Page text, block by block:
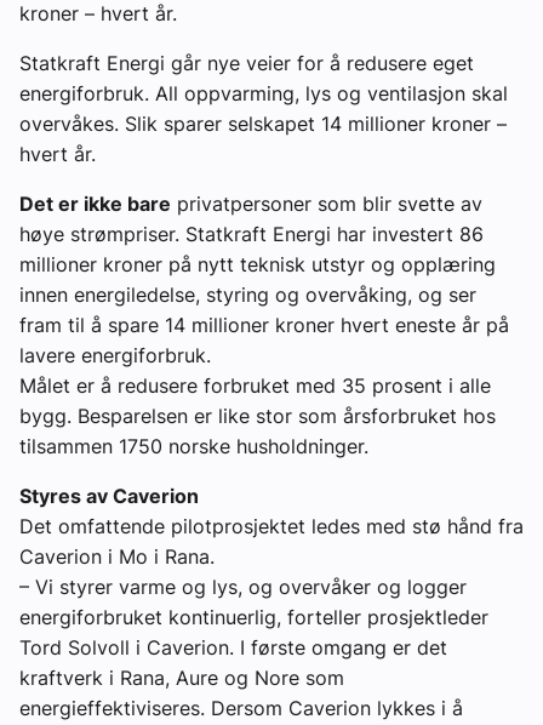
eBlad
kroner – hvert år.
Statkraft Energi går nye veier for å redusere eget
energiforbruk. All oppvarming, lys og ventilasjon skal
overvåkes. Slik sparer selskapet 14 millioner kroner –
hvert år.
Det er ikke bare privatpersoner som blir svette av
høye strømpriser. Statkraft Energi har investert 86
millioner kroner på nytt teknisk utstyr og opplæring
innen energiledelse, styring og overvåking, og ser
fram til å spare 14 millioner kroner hvert eneste år på
lavere energiforbruk.
Målet er å redusere forbruket med 35 prosent i alle
bygg. Besparelsen er like stor som årsforbruket hos
tilsammen 1750 norske husholdninger.
Styres av Caverion
Det omfattende pilotprosjektet ledes med stø hånd fra
Caverion i Mo i Rana.
– Vi styrer varme og lys, og overvåker og logger
energiforbruket kontinuerlig, forteller prosjektleder
Tord Solvoll i Caverion. I første omgang er det
kraftverk i Rana, Aure og Nore som
energieffektiviseres. Dersom Caverion lykkes i å